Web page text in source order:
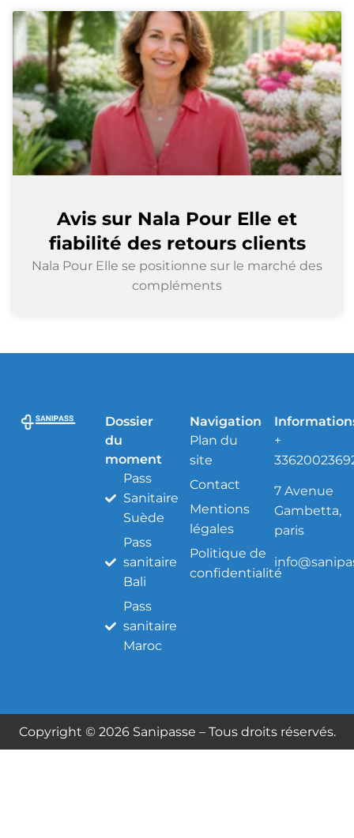
Avis sur Nala Pour Elle et
fiabilité des retours clients
Nala Pour Elle se positionne sur le marché des
compléments
Dossier
du
moment
Pass
Sanitaire
Suède
Pass
sanitaire
Bali
Pass
sanitaire
Maroc
Navigation
Plan du
site
Contact
Mentions
légales
Politique de
confidentialité
+
7 Avenue
Gambetta,
paris
Copyright © 2026 Sanipasse – Tous droits réservés.